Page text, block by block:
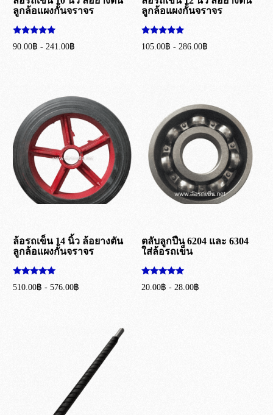
ลูกล้อแผงกั้นจราจร
ให้คะแนน
5.00
90.00฿ -241.00฿
ลูกล้อแผงกั้นจราจร
ให้คะแนน
5.00
105.00฿ -286.00฿
ล้อรถเข็น 14 นิ้ว ล้อยางตัน
ลูกล้อแผงกั้นจราจร
ให้คะแนน
5.00
510.00฿ -576.00฿
ตลับลูกปืน 6204 และ 6304
ใส่ล้อรถเข็น
ให้คะแนน
5.00
20.00฿ -28.00฿